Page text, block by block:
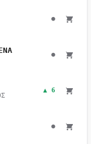
●
●
▲ 6
●